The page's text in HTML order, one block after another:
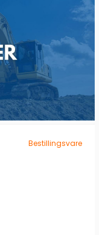
Bestillingsvare